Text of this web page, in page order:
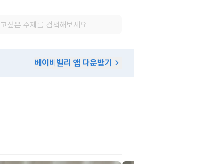
베이비빌리 앱 다운받기